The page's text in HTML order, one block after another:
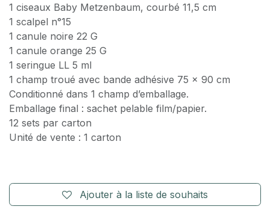
1 ciseaux Baby Metzenbaum, courbé 11,5 cm
1 scalpel n°15
1 canule noire 22 G
1 canule orange 25 G
1 seringue LL 5 ml
1 champ troué avec bande adhésive 75 × 90 cm
Conditionné dans 1 champ d’emballage.
Emballage final : sachet pelable film/papier.
12 sets par carton
Unité de vente : 1 carton
Ajouter à la liste de souhaits